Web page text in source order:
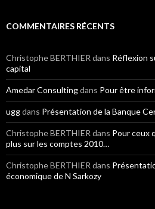
COMMENTAIRES RÉCENTS
Christophe BERTHIER dans Réflexion
capital
Amedar Consultingdans Pour être
uggdans Présentation de la Banque
Christophe BERTHIER dans Pour ceux
plus sur les comptes 2010…
Christophe BERTHIER dans
économique de N Sarkozy